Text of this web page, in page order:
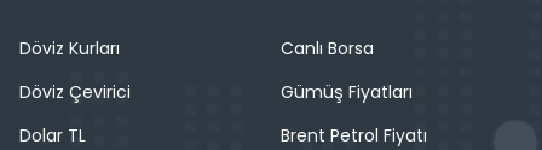
Döviz Kurları
Döviz Çevirici
Dolar TL
Canlı Borsa
Gümüş Fiyatları
Brent Petrol Fiyatı